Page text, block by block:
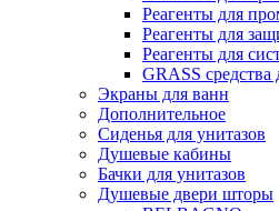
Реагенты для
Реагенты для
Реагенты для
GRASS
Экраны для ванн
Дополнительное
Сиденья для унитазов
Душевые кабины
Бачки для унитазов
Душевые двери шторы